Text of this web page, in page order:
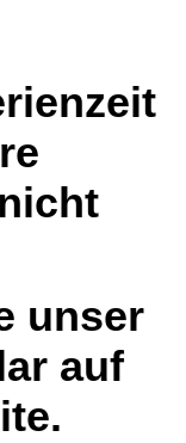
unser
auf